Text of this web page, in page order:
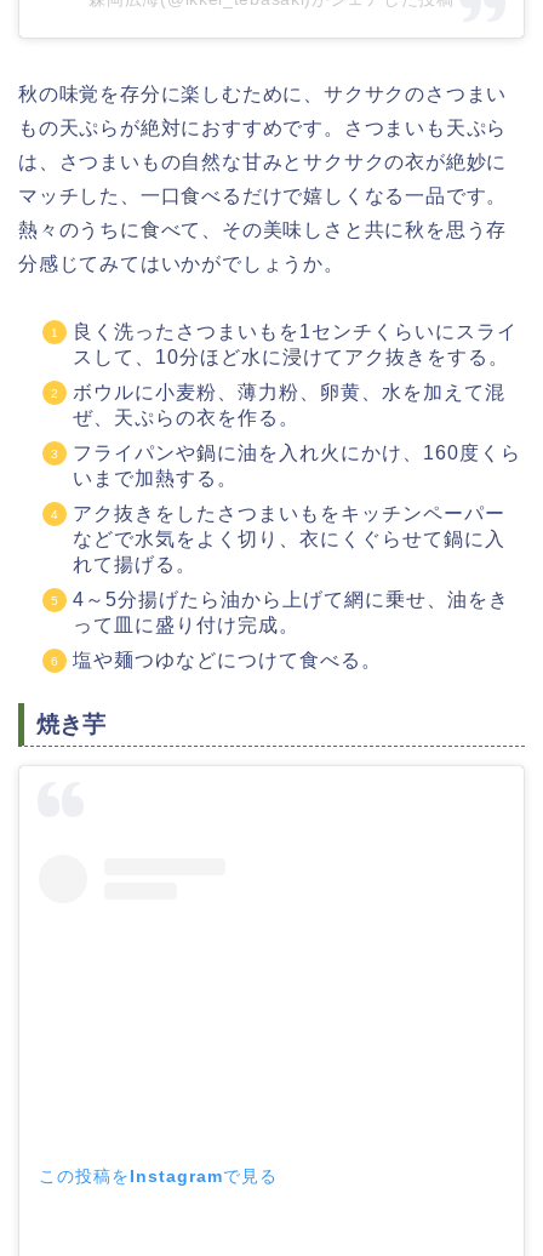
秋の味覚を存分に楽しむために、サクサクのさつまい
もの天ぷらが絶対におすすめです。さつまいも天ぷら
は、さつまいもの自然な甘みとサクサクの衣が絶妙に
マッチした、一口食べるだけで嬉しくなる一品です。
熱々のうちに食べて、その美味しさと共に秋を思う存
分感じてみてはいかがでしょうか。
良く洗ったさつまいもを1センチくらいにスライ
スして、10分ほど水に浸けてアク抜きをする。
ボウルに小麦粉、薄力粉、卵黄、水を加えて混
ぜ、天ぷらの衣を作る。
フライパンや鍋に油を入れ火にかけ、160度くら
いまで加熱する。
アク抜きをしたさつまいもをキッチンペーパー
などで水気をよく切り、衣にくぐらせて鍋に入
れて揚げる。
4～5分揚げたら油から上げて網に乗せ、油をき
って皿に盛り付け完成。
塩や麺つゆなどにつけて食べる。
焼き芋
この投稿をInstagramで見る